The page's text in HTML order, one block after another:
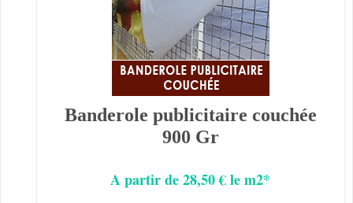
Banderole publicitaire couchée
900 Gr
A partir de 28,50 € le m2*